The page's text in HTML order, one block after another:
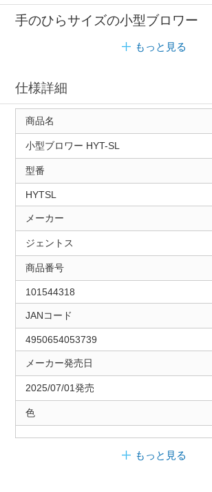
手のひらサイズの小型ブロワー
もっと見る
仕様詳細
商品名
小型ブロワー HYT-SL
型番
HYTSL
メーカー
ジェントス
商品番号
101544318
JANコード
4950654053739
メーカー発売日
2025/07/01発売
色
もっと見る